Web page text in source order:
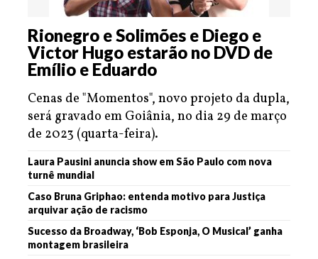
Rionegro e Solimões e Diego e
Victor Hugo estarão no DVD de
Emílio e Eduardo
Cenas de "Momentos", novo projeto da dupla,
será gravado em Goiânia, no dia 29 de março
de 2023 (quarta-feira).
Laura Pausini anuncia show em São Paulo com nova
turnê mundial
Caso Bruna Griphao: entenda motivo para Justiça
arquivar ação de racismo
Sucesso da Broadway, ‘Bob Esponja, O Musical’ ganha
montagem brasileira